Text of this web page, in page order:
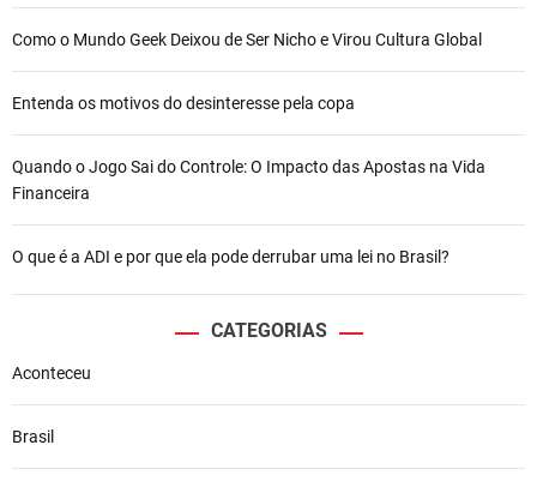
Como o Mundo Geek Deixou de Ser Nicho e Virou Cultura Global
Entenda os motivos do desinteresse pela copa
Quando o Jogo Sai do Controle: O Impacto das Apostas na Vida
Financeira
O que é a ADI e por que ela pode derrubar uma lei no Brasil?
CATEGORIAS
Aconteceu
Brasil